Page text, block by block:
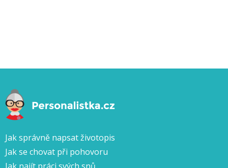
Jak správně napsat životopis
Jak se chovat při pohovoru